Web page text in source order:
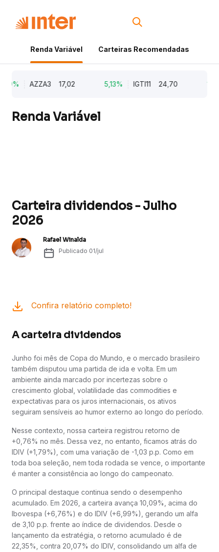
Renda Variável Carteiras Recomendadas
AZZA3 17,02 5,13% IGTI11 24,70
Renda Variável
Carteira dividendos - Julho
2026
Rafael Winalda
Publicado 01/jul
Confira relatório completo!
A carteira dividendos
Junho foi mês de Copa do Mundo, e o mercado brasileiro
também disputou uma partida de ida e volta. Em um
ambiente ainda marcado por incertezas sobre o
crescimento global, volatilidade das commodities e
expectativas para os juros internacionais, os ativos
seguiram sensíveis ao humor externo ao longo do período.
Nesse contexto, nossa carteira registrou retorno de
+0,76% no mês. Dessa vez, no entanto, ficamos atrás do
IDIV (+1,79%), com uma variação de -1,03 p.p. Como em
toda boa seleção, nem toda rodada se vence, o importante
é manter a consistência ao longo do campeonato.
O principal destaque continua sendo o desempenho
acumulado. Em 2026, a carteira avança 10,09%, acima do
Ibovespa (+6,76%) e do IDIV (+6,99%), gerando um alfa
de 3,10 p.p. frente ao índice de dividendos. Desde o
lançamento da estratégia, o retorno acumulado é de
22,35%, contra 20,07% do IDIV, consolidando um alfa de